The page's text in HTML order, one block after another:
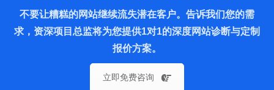
不要让糟糕的网站继续流失潜在客户。告诉我们您的需
求，资深项目总监将为您提供1对1的深度网站诊断与定制
报价方案。
立即免费咨询